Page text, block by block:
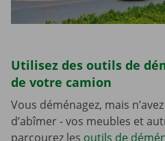
Utilisez des outils de
de votre camion
Vous déménagez, mais
d’abîmer - vos meubles et
parcourez les outils de